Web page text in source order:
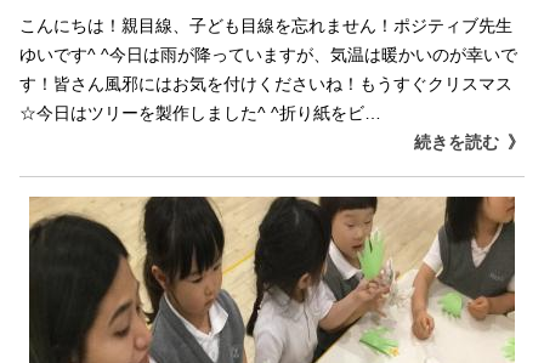
こんにちは！親目線、子ども目線を忘れません！ポジティブ先生
ゆいです^ ^今日は雨が降っていますが、気温は暖かいのが幸いで
す！皆さん風邪にはお気を付けくださいね！もうすぐクリスマス
☆今日はツリーを製作しました^ ^折り紙をビ…
続きを読む